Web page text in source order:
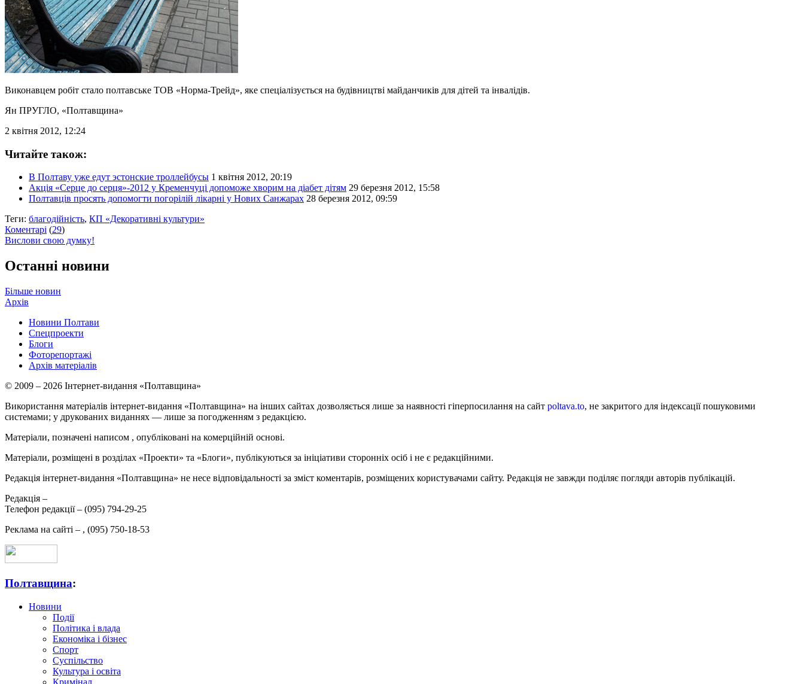
Виконавцем робіт стало полтавське ТОВ «Норма-Трейд», яке спеціалізується на будівництві майданчиків для дітей та інвалідів.
Ян ПРУГЛО, «Полтавщина»
2 квітня 2012, 12:24
Читайте також:
В Полтаву уже едут эстонские троллейбусы 1 квітня 2012, 20:19
Акція «Серце до серця»-2012 у Кременчуці допоможе хворим на діабет дітям 29 березня 2012, 15:58
Полтавців просять допомогти погорілій лікарні у Нових Санжарах 28 березня 2012, 09:59
Теги: благодійність, КП «Декоративні культури»
Коментарі (29)
Вислови свою думку!
Останні новини
Більше новин
Архів
Новини Полтави
Спецпроекти
Блоги
Фоторепортажі
Архів матеріалів
© 2009 – 2026 Інтернет-видання «Полтавщина»
Використання матеріалів інтернет-видання «Полтавщина» на інших сайтах дозволяється лише за наявності гіперпосилання на сайт poltava.to, не закритого для індексації пошуковими
системами; у друкованих виданнях — лише за погодженням з редакцією.
Матеріали, позначені написом , опубліковані на комерційній основі.
Матеріали, розміщені в розділах «Проекти» та «Блоги», публікуються за ініціативи сторонніх осіб і не є редакційними.
Редакція інтернет-видання «Полтавщина» не несе відповідальності за зміст коментарів, розміщених користувачами сайту. Редакція не завжди поділяє погляди авторів публікацій.
Редакція –
Телефон редакції – (095) 794-29-25
Реклама на сайті – , (095) 750-18-53
Полтавщина:
Новини
Події
Політика і влада
Економіка і бізнес
Спорт
Суспільство
Культура і освіта
Кримінал